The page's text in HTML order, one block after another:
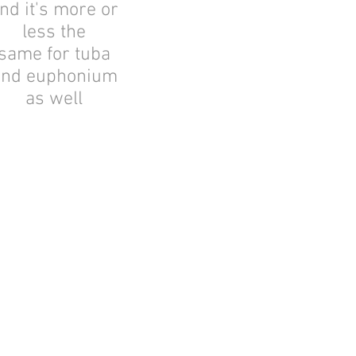
it's more or
less the
for tuba
euphonium
as well